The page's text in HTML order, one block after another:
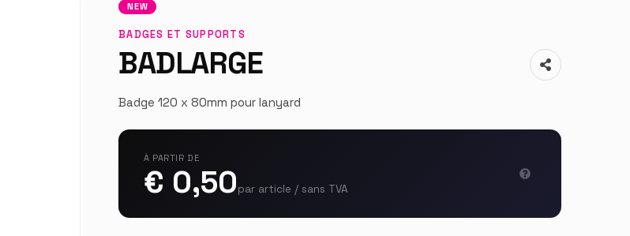
NEW
BADGES ET SUPPORTS
BADLARGE
Badge 120 x 80mm pour lanyard
À PARTIR DE
€ 0,50par article / sans TVA